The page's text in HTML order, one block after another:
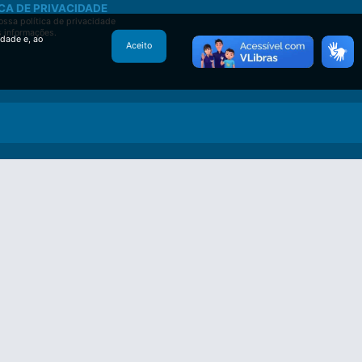
DE PRIVACIDADE
política de privacidade
informações.
e, ao
Aceito